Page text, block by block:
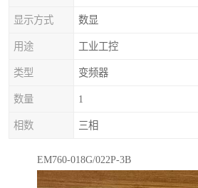
显示方式 数显
用途 工业工控
类型 变频器
数量 1
相数 三相
EM760-018G/022P-3B